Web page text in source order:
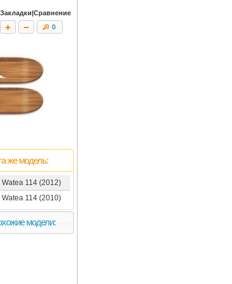
Закладки|Сравнение
0
же модель:
Watea 114 (2012)
Watea 114 (2010)
модели: